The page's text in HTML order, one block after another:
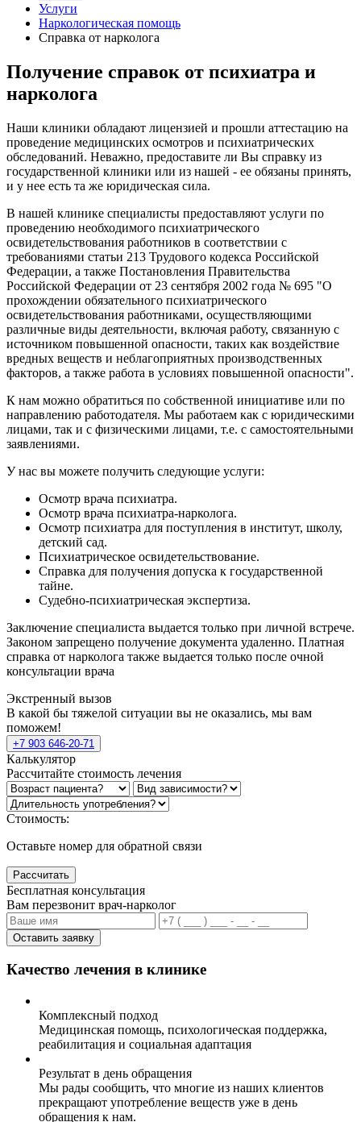
Услуги
Наркологическая помощь
Справка от нарколога
Получение справок от психиатра и
нарколога
Наши клиники обладают лицензией и прошли аттестацию на
проведение медицинских осмотров и психиатрических
обследований. Неважно, предоставите ли Вы справку из
государственной клиники или из нашей - ее обязаны принять,
и у нее есть та же юридическая сила.
В нашей клинике специалисты предоставляют услуги по
проведению необходимого психиатрического
освидетельствования работников в соответствии с
требованиями статьи 213 Трудового кодекса Российской
Федерации, а также Постановления Правительства
Российской Федерации от 23 сентября 2002 года № 695 "О
прохождении обязательного психиатрического
освидетельствования работниками, осуществляющими
различные виды деятельности, включая работу, связанную с
источником повышенной опасности, таких как воздействие
вредных веществ и неблагоприятных производственных
факторов, а также работа в условиях повышенной опасности".
К нам можно обратиться по собственной инициативе или по
направлению работодателя. Мы работаем как с юридическими
лицами, так и с физическими лицами, т.е. с самостоятельными
заявлениями.
У нас вы можете получить следующие услуги:
Осмотр врача психиатра.
Осмотр врача психиатра-нарколога.
Осмотр психиатра для поступления в институт, школу,
детский сад.
Психиатрическое освидетельствование.
Справка для получения допуска к государственной
тайне.
Судебно-психиатрическая экспертиза.
Заключение специалиста выдается только при личной встрече.
Законом запрещено получение документа удаленно. Платная
справка от нарколога также выдается только после очной
консультации врача
Экстренный вызов
В какой бы тяжелой ситуации вы не оказались, мы вам
поможем!
+7 903 646-20-71
Калькулятор
Рассчитайте стоимость лечения
Стоимость:
Оставьте номер для обратной связи
Рассчитать
Бесплатная консультация
Вам перезвонит врач-нарколог
Оставить заявку
Качество лечения в клинике
Комплексный подход
Медицинская помощь, психологическая поддержка,
реабилитация и социальная адаптация
Результат в день обращения
Мы рады сообщить, что многие из наших клиентов
прекращают употребление веществ уже в день
обращения к нам.